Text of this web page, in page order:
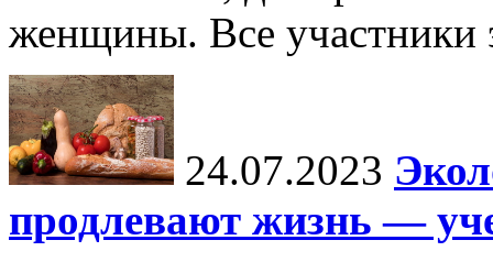
женщины. Все участники
24.07.2023
продлевают жизнь —